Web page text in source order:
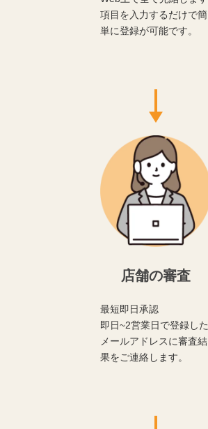
項目を入力するだけで簡
単に登録が可能です。
店舗の審査
最短即日承認
即日~2営業日で登録した
メールアドレスに審査結
果をご連絡します。